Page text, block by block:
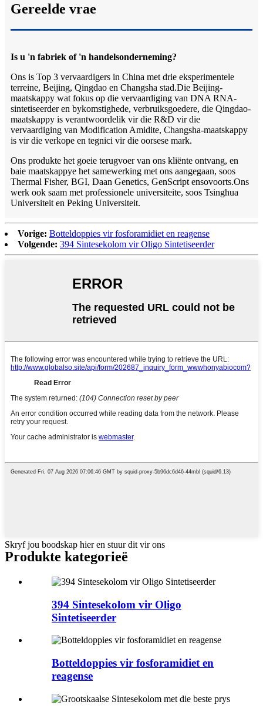
Gereelde vrae
Is u 'n fabriek of 'n handelsonderneming?
Ons is Top 3 vervaardigers in China met drie eksperimentele
terreine, Beijing, Qingdao en Changsha stad.Die Beijing-
maatskappy wat fokus op die vervaardiging van DNA RNA-
sintetiseerder en bykomstighede, verbruiksgoedere, die Qingdao-
maatskappy is verantwoordelik vir die R&D vir die
vervaardiging van Modification Amidite, Changsha-maatskappy
is vir die verkope en tegnici vir die oorsese mark.
Ons produkte het goeie terugvoer van ons kliënte ontvang, en
baie maatskappye het samewerking met ons aangegaan, soos
Thermal Fisher, BGI, Daan Genetics, GenScript ensovoorts.Ons
werk ook saam met professionele universiteite, soos Tsinghua
Universiteit en Peking Universiteit.
Vorige: Botteldoppies vir fosforamidiet en reagense
Volgende: 394 Sintesekolom vir Oligo Sintetiseerder
Skryf jou boodskap hier en stuur dit vir ons
Produkte kategorieë
394 Sintesekolom vir Oligo
Sintetiseerder
Botteldoppies vir fosforamidiet en
reagense